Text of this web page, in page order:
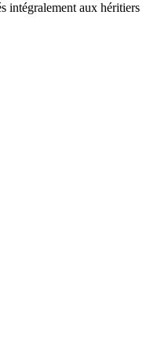
intégralement aux héritiers